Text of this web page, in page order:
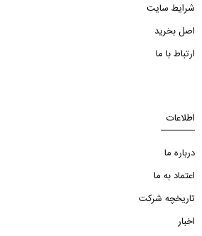
شرایط سایت
اصل بخرید
ارتباط با ما
اطلاعات
درباره ما
اعتماد به ما
تاریخچه شرکت
اخبار